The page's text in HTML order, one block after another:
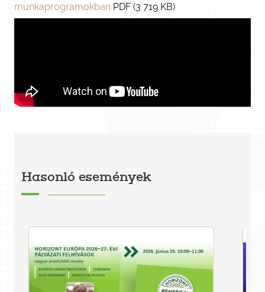
munkaprogramokban PDF (3 719 KB)
Hasonló események